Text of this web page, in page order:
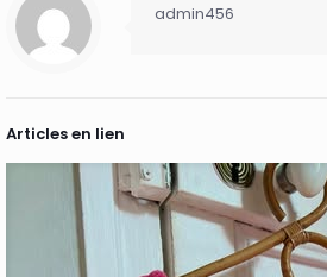
admin456
Articles en lien